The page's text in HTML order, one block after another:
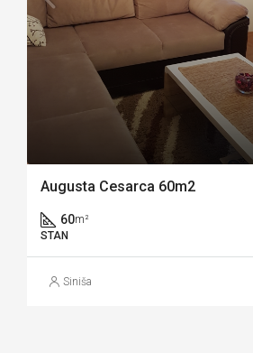
Augusta Cesarca 60m2
60m²
STAN
Siniša